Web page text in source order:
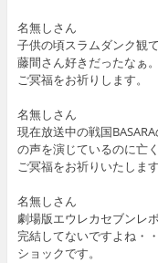
名無しさん
子供の頃スラムダンク観て
藤間さん好きだったなぁ。
ご冥福をお祈りします。
名無しさん
現在放送中の戦国
の声を演じているのに亡
ご冥福をお祈りいたします
名無しさん
劇場版エウレカセブンレ
完結してないですよね・
ショックです。